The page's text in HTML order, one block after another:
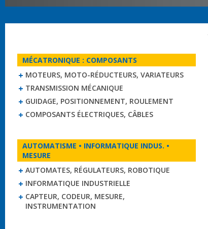
MÉCATRONIQUE : COMPOSANTS
MOTEURS, MOTO-RÉDUCTEURS, VARIATEURS
TRANSMISSION MÉCANIQUE
GUIDAGE, POSITIONNEMENT, ROULEMENT
COMPOSANTS ÉLECTRIQUES, CÂBLES
AUTOMATISME • INFORMATIQUE INDUS. •
MESURE
AUTOMATES, RÉGULATEURS, ROBOTIQUE
INFORMATIQUE INDUSTRIELLE
CAPTEUR, CODEUR, MESURE,
INSTRUMENTATION